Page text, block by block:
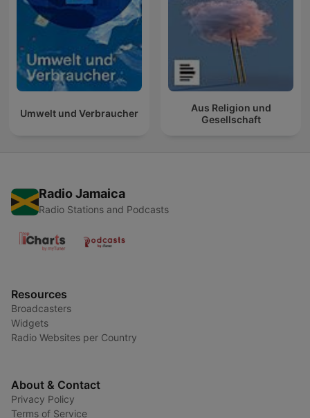
Umwelt und Verbraucher
Aus Religion und
Gesellschaft
Radio Jamaica
Radio Stations and Podcasts
Resources
Broadcasters
Widgets
Radio Websites per Country
About & Contact
Privacy Policy
Terms of Service